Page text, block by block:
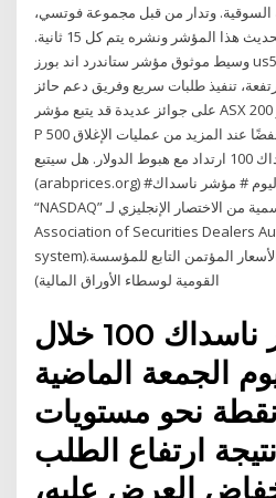
السوقية. وتدار من قبل مجموعة فوتسي،
ومع افتتاح الأسواق، فإن تحديث هذا المؤشر ونشره يتم كل 15 ثانية.
وسيط موثوق مؤشر ستاندرد اند بورز us500 للشركات الأمريكية. تمتع
تنفيذ طلبات سريع وفريق دعم حائز
على جوائز عديدة قد يتبع مؤشر ASX 200 و Nikkei 225 مؤشر S & amp؛
P 500 منخفضًا عند المزيد من عمليات الإغلاق (arabprices.org) # مؤشر
ناسداك 100 ارتداد مع هبوط الدولار. هل سيتبع Hang Seng ، ASX 200؟
(arabprices.org) #اسعارـالعملاتـاليوم # مؤشر ناسداك NASDAQ 100
“NASDAQ” ناسداك جاءت التسمية من الاختصار الإنجليزي لـ (National
Association of Securities Dealers
system).وبالعربية تعني: (نظام تحديد الأسعار المؤتمن التابع للمؤسسة
القومية لوسطاء الأوراق المالية)
تحليل مؤشر ناسداك 100 خلال
الجمعة الماضية
13463 نقطة نحو مستويات
نتيجة ارتفاع الطلب
العرض عليه،